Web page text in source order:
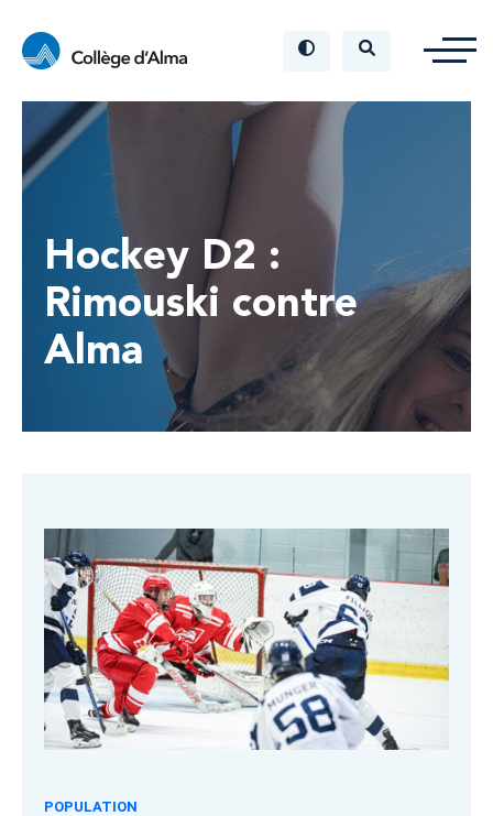
Hockey D2 :
Rimouski contre
Alma
POPULATION